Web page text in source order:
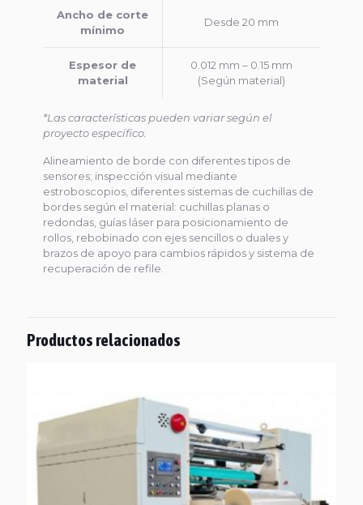
Ancho de corte
mínimo
Desde 20 mm
Espesor de
material
0.012 mm – 0.15 mm
(Según material)
*Las características pueden variar según el
proyecto específico.
Alineamiento de borde con diferentes tipos de
sensores; inspección visual mediante
estroboscopios, diferentes sistemas de cuchillas de
bordes según el material: cuchillas planas o
redondas, guías láser para posicionamiento de
rollos, rebobinado con ejes sencillos o duales y
brazos de apoyo para cambios rápidos y sistema de
recuperación de refile.
Productos relacionados